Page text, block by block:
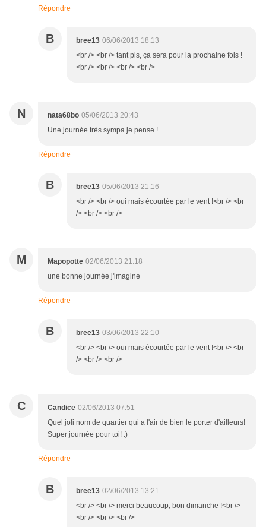
Répondre
B bree13 06/06/2013 18:13
<br /> <br /> tant pis, ça sera pour la prochaine fois !
<br /> <br /> <br /> <br />
N nata68bo 05/06/2013 20:43
Une journée très sympa je pense !
Répondre
B bree13 05/06/2013 21:16
<br /> <br /> oui mais écourtée par le vent !<br /> <br
/> <br /> <br />
M Mapopotte 02/06/2013 21:18
une bonne journée j'imagine
Répondre
B bree13 03/06/2013 22:10
<br /> <br /> oui mais écourtée par le vent !<br /> <br
/> <br /> <br />
C Candice 02/06/2013 07:51
Quel joli nom de quartier qui a l'air de bien le porter d'ailleurs!
Super journée pour toi! :)
Répondre
B bree13 02/06/2013 13:21
<br /> <br /> merci beaucoup, bon dimanche !<br />
<br /> <br /> <br />